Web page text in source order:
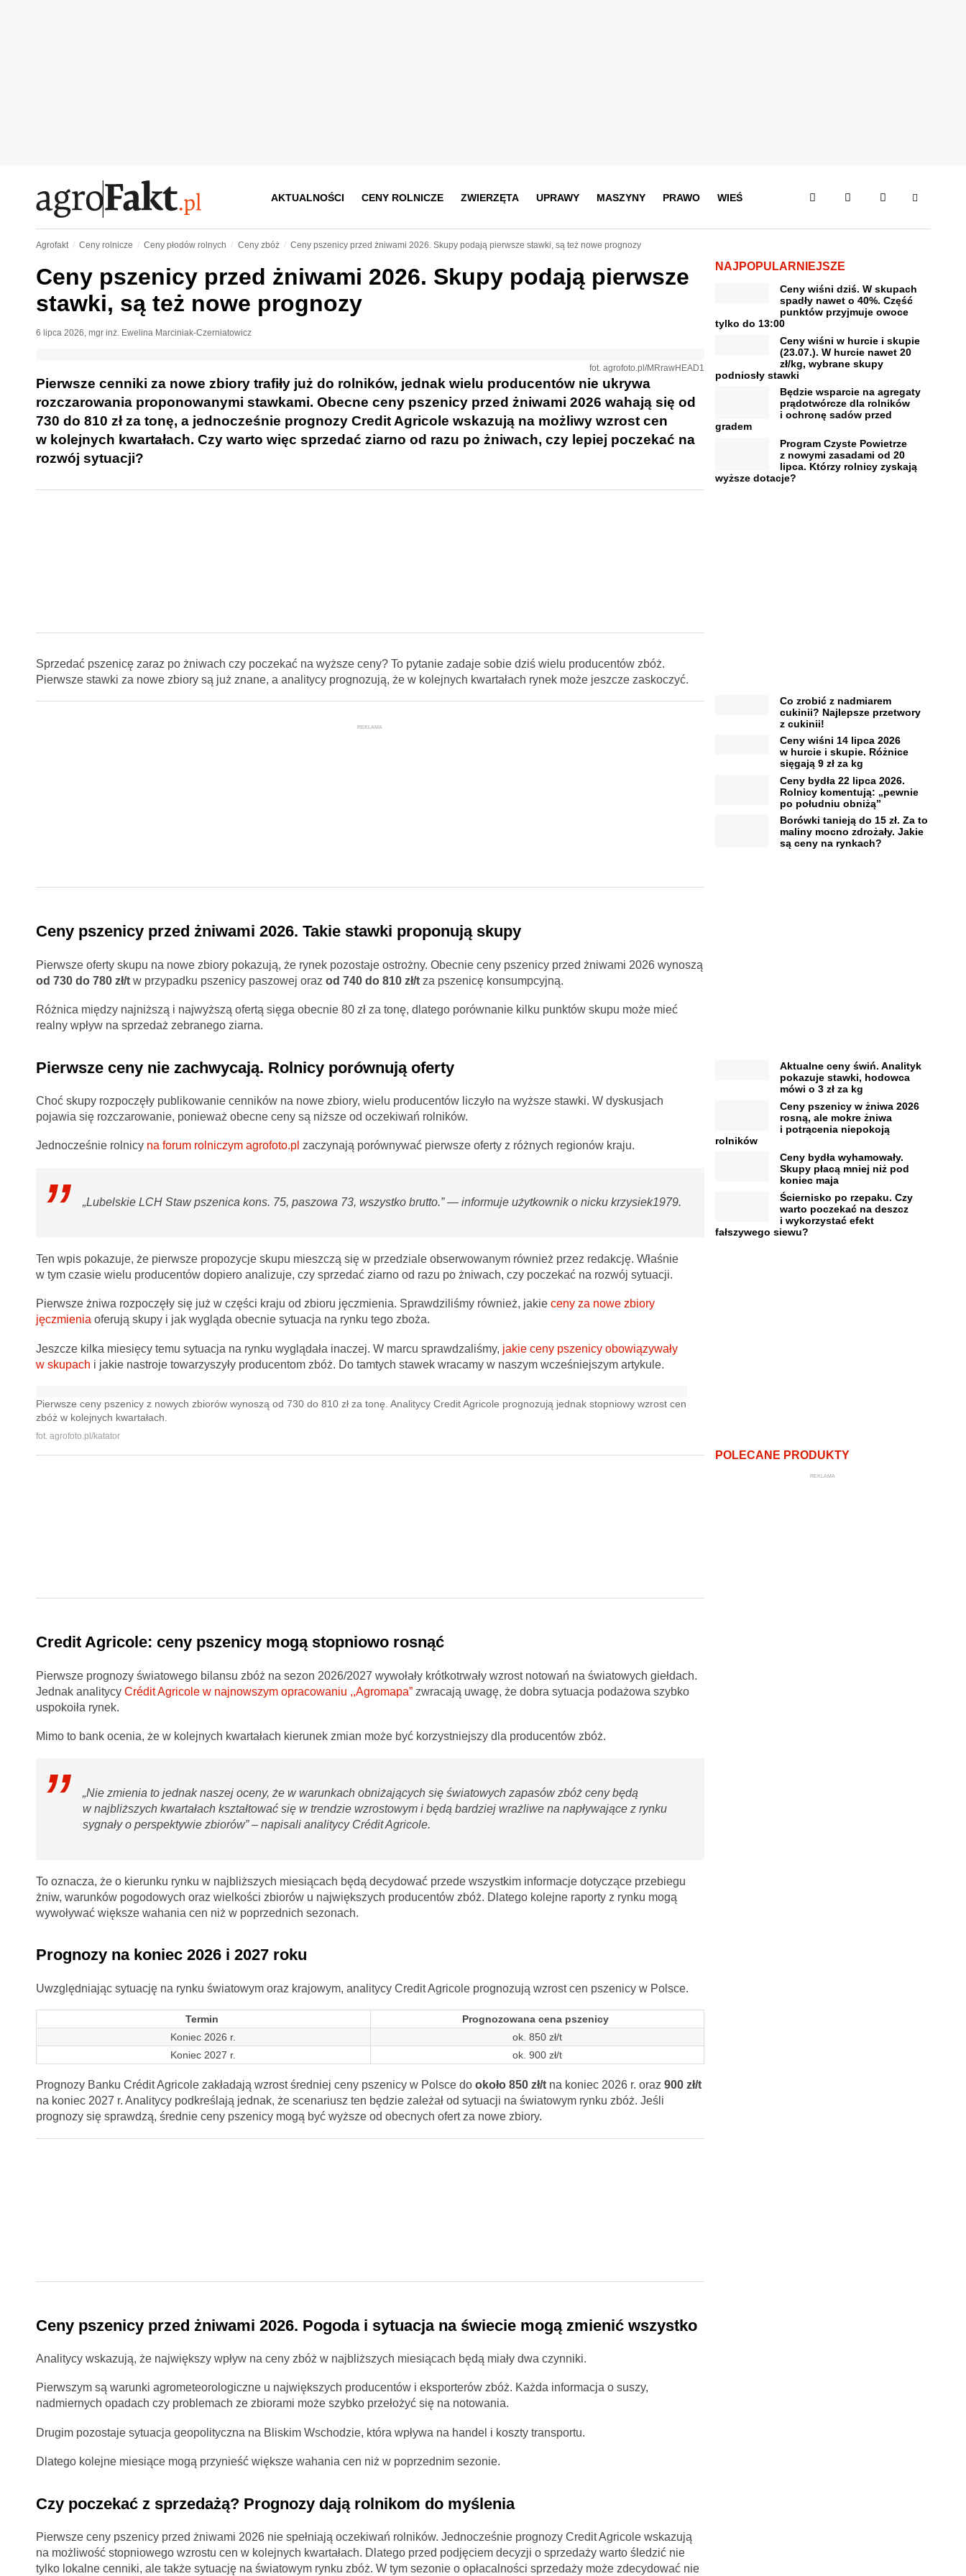
AKTUALNOŚCI CENY ROLNICZE ZWIERZĘTA UPRAWY MASZYNY PRAWO WIEŚ
Agrofakt Ceny rolnicze Ceny płodów rolnych Ceny zbóż Ceny pszenicy przed żniwami 2026. Skupy podają pierwsze stawki, są też nowe prognozy
Ceny pszenicy przed żniwami 2026. Skupy podają pierwsze
stawki, są też nowe prognozy
6 lipca 2026, mgr inż. Ewelina Marciniak-Czerniatowicz
fot. agrofoto.pl/MRrawHEAD1
Pierwsze cenniki za nowe zbiory trafiły już do rolników, jednak wielu producentów nie ukrywa
rozczarowania proponowanymi stawkami. Obecne ceny pszenicy przed żniwami 2026 wahają się od
730 do 810 zł za tonę, a jednocześnie prognozy Credit Agricole wskazują na możliwy wzrost cen
w kolejnych kwartałach. Czy warto więc sprzedać ziarno od razu po żniwach, czy lepiej poczekać na
rozwój sytuacji?
Sprzedać pszenicę zaraz po żniwach czy poczekać na wyższe ceny? To pytanie zadaje sobie dziś wielu producentów zbóż.
Pierwsze stawki za nowe zbiory są już znane, a analitycy prognozują, że w kolejnych kwartałach rynek może jeszcze zaskoczyć.
REKLAMA
Ceny pszenicy przed żniwami 2026. Takie stawki proponują skupy
Pierwsze oferty skupu na nowe zbiory pokazują, że rynek pozostaje ostrożny. Obecnie ceny pszenicy przed żniwami 2026 wynoszą
od 730 do 780 zł/tw przypadku pszenicy paszowej oraz od 740 do 810 zł/tza pszenicę konsumpcyjną.
Różnica między najniższą i najwyższą ofertą sięga obecnie 80 zł za tonę, dlatego porównanie kilku punktów skupu może mieć
realny wpływ na sprzedaż zebranego ziarna.
Pierwsze ceny nie zachwycają. Rolnicy porównują oferty
Choć skupy rozpoczęły publikowanie cenników na nowe zbiory, wielu producentów liczyło na wyższe stawki. W dyskusjach
pojawia się rozczarowanie, ponieważ obecne ceny są niższe od oczekiwań rolników.
Jednocześnie rolnicy na forum rolniczym agrofoto.pl zaczynają porównywać pierwsze oferty z różnych regionów kraju.
„Lubelskie LCH Staw pszenica kons. 75, paszowa 73, wszystko brutto.” — informuje użytkownik o nicku krzysiek1979.
Ten wpis pokazuje, że pierwsze propozycje skupu mieszczą się w przedziale obserwowanym również przez redakcję. Właśnie
w tym czasie wielu producentów dopiero analizuje, czy sprzedać ziarno od razu po żniwach, czy poczekać na rozwój sytuacji.
Pierwsze żniwa rozpoczęły się już w części kraju od zbioru jęczmienia. Sprawdziliśmy również, jakie ceny za nowe zbiory
jęczmienia oferują skupy i jak wygląda obecnie sytuacja na rynku tego zboża.
Jeszcze kilka miesięcy temu sytuacja na rynku wyglądała inaczej. W marcu sprawdzaliśmy, jakie ceny pszenicy obowiązywały
w skupach i jakie nastroje towarzyszyły producentom zbóż. Do tamtych stawek wracamy w naszym wcześniejszym artykule.
Pierwsze ceny pszenicy z nowych zbiorów wynoszą od 730 do 810 zł za tonę. Analitycy Credit Agricole prognozują jednak stopniowy wzrost cen
zbóż w kolejnych kwartałach.
fot. agrofoto.pl/katator
Credit Agricole: ceny pszenicy mogą stopniowo rosnąć
Pierwsze prognozy światowego bilansu zbóż na sezon 2026/2027 wywołały krótkotrwały wzrost notowań na światowych giełdach.
Jednak analitycy Crédit Agricole w najnowszym opracowaniu ,,Agromapa”zwracają uwagę, że dobra sytuacja podażowa szybko
uspokoiła rynek.
Mimo to bank ocenia, że w kolejnych kwartałach kierunek zmian może być korzystniejszy dla producentów zbóż.
„Nie zmienia to jednak naszej oceny, że w warunkach obniżających się światowych zapasów zbóż ceny będą
w najbliższych kwartałach kształtować się w trendzie wzrostowym i będą bardziej wrażliwe na napływające z rynku
sygnały o perspektywie zbiorów” – napisali analitycy Crédit Agricole.
To oznacza, że o kierunku rynku w najbliższych miesiącach będą decydować przede wszystkim informacje dotyczące przebiegu
żniw, warunków pogodowych oraz wielkości zbiorów u największych producentów zbóż. Dlatego kolejne raporty z rynku mogą
wywoływać większe wahania cen niż w poprzednich sezonach.
Prognozy na koniec 2026 i 2027 roku
Uwzględniając sytuację na rynku światowym oraz krajowym, analitycy Credit Agricole prognozują wzrost cen pszenicy w Polsce.
Termin
Prognozowana cena pszenicy
Koniec 2026 r.
ok. 850 zł/t
Koniec 2027 r.
ok. 900 zł/t
Prognozy Banku Crédit Agricole zakładają wzrost średniej ceny pszenicy w Polsce do około 850 zł/tna koniec 2026 r. oraz 900 zł/t
na koniec 2027 r. Analitycy podkreślają jednak, że scenariusz ten będzie zależał od sytuacji na światowym rynku zbóż. Jeśli
prognozy się sprawdzą, średnie ceny pszenicy mogą być wyższe od obecnych ofert za nowe zbiory.
Ceny pszenicy przed żniwami 2026. Pogoda i sytuacja na świecie mogą zmienić wszystko
Analitycy wskazują, że największy wpływ na ceny zbóż w najbliższych miesiącach będą miały dwa czynniki.
Pierwszym są warunki agrometeorologiczne u największych producentów i eksporterów zbóż. Każda informacja o suszy,
nadmiernych opadach czy problemach ze zbiorami może szybko przełożyć się na notowania.
Drugim pozostaje sytuacja geopolityczna na Bliskim Wschodzie, która wpływa na handel i koszty transportu.
Dlatego kolejne miesiące mogą przynieść większe wahania cen niż w poprzednim sezonie.
Czy poczekać z sprzedażą? Prognozy dają rolnikom do myślenia
Pierwsze ceny pszenicy przed żniwami 2026 nie spełniają oczekiwań rolników. Jednocześnie prognozy Credit Agricole wskazują
na możliwość stopniowego wzrostu cen w kolejnych kwartałach. Dlatego przed podjęciem decyzji o sprzedaży warto śledzić nie
tylko lokalne cenniki, ale także sytuację na światowym rynku zbóż. W tym sezonie o opłacalności sprzedaży może zdecydować nie
NAJPOPULARNIEJSZE
Ceny wiśni dziś. W skupach
spadły nawet o 40%. Część
punktów przyjmuje owoce
tylko do 13:00
Ceny wiśni w hurcie i skupie
(23.07.). W hurcie nawet 20
zł/kg, wybrane skupy
podniosły stawki
Będzie wsparcie na agregaty
prądotwórcze dla rolników
i ochronę sadów przed
gradem
Program Czyste Powietrze
z nowymi zasadami od 20
lipca. Którzy rolnicy zyskają
wyższe dotacje?
Co zrobić z nadmiarem
cukinii? Najlepsze przetwory
z cukinii!
Ceny wiśni 14 lipca 2026
w hurcie i skupie. Różnice
sięgają 9 zł za kg
Ceny bydła 22 lipca 2026.
Rolnicy komentują: „pewnie
po południu obniżą”
Borówki tanieją do 15 zł. Za to
maliny mocno zdrożały. Jakie
są ceny na rynkach?
Aktualne ceny świń. Analityk
pokazuje stawki, hodowca
mówi o 3 zł za kg
Ceny pszenicy w żniwa 2026
rosną, ale mokre żniwa
i potrącenia niepokoją
rolników
Ceny bydła wyhamowały.
Skupy płacą mniej niż pod
koniec maja
Ściernisko po rzepaku. Czy
warto poczekać na deszcz
i wykorzystać efekt
fałszywego siewu?
POLECANE PRODUKTY
REKLAMA